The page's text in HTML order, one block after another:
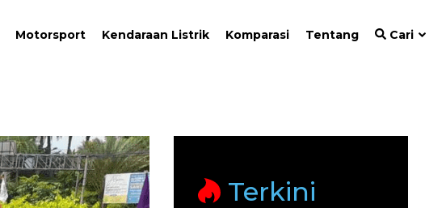
Motorsport Kendaraan Listrik Komparasi Tentang Cari
Terkini